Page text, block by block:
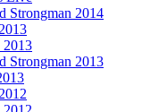
Strongman 2014
Strongman 2013